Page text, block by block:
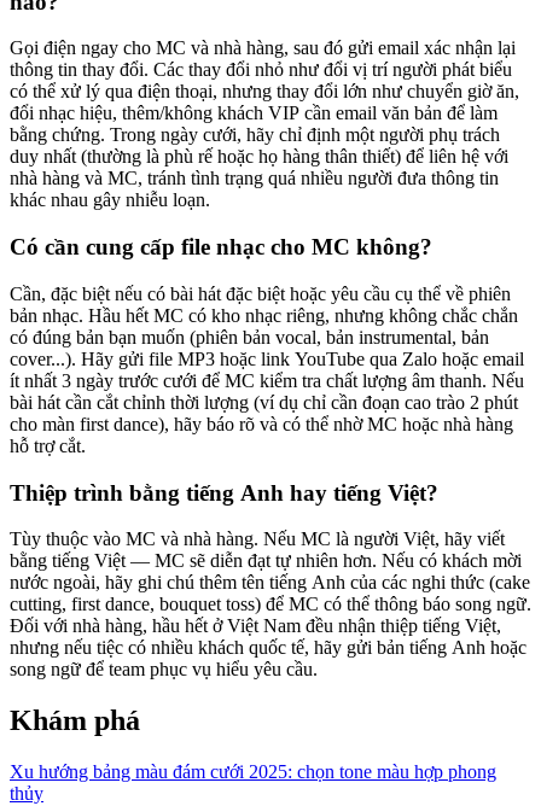
Gọi điện ngay cho MC và nhà hàng, sau đó gửi email xác nhận lại
thông tin thay đổi. Các thay đổi nhỏ như đổi vị trí người phát biểu
có thể xử lý qua điện thoại, nhưng thay đổi lớn như chuyển giờ ăn,
đổi nhạc hiệu, thêm/không khách VIP cần email văn bản để làm
bằng chứng. Trong ngày cưới, hãy chỉ định một người phụ trách
duy nhất (thường là phù rế hoặc họ hàng thân thiết) để liên hệ với
nhà hàng và MC, tránh tình trạng quá nhiều người đưa thông tin
khác nhau gây nhiễu loạn.
Có cần cung cấp file nhạc cho MC không?
Cần, đặc biệt nếu có bài hát đặc biệt hoặc yêu cầu cụ thể về phiên
bản nhạc. Hầu hết MC có kho nhạc riêng, nhưng không chắc chắn
có đúng bản bạn muốn (phiên bản vocal, bản instrumental, bản
cover...). Hãy gửi file MP3 hoặc link YouTube qua Zalo hoặc email
ít nhất 3 ngày trước cưới để MC kiểm tra chất lượng âm thanh. Nếu
bài hát cần cắt chỉnh thời lượng (ví dụ chỉ cần đoạn cao trào 2 phút
cho màn first dance), hãy báo rõ và có thể nhờ MC hoặc nhà hàng
hỗ trợ cắt.
Thiệp trình bằng tiếng Anh hay tiếng Việt?
Tùy thuộc vào MC và nhà hàng. Nếu MC là người Việt, hãy viết
bằng tiếng Việt — MC sẽ diễn đạt tự nhiên hơn. Nếu có khách mời
nước ngoài, hãy ghi chú thêm tên tiếng Anh của các nghi thức (cake
cutting, first dance, bouquet toss) để MC có thể thông báo song ngữ.
Đối với nhà hàng, hầu hết ở Việt Nam đều nhận thiệp tiếng Việt,
nhưng nếu tiệc có nhiều khách quốc tế, hãy gửi bản tiếng Anh hoặc
song ngữ để team phục vụ hiểu yêu cầu.
Khám phá
Xu hướng bảng màu đám cưới 2025: chọn tone màu hợp phong
thủy